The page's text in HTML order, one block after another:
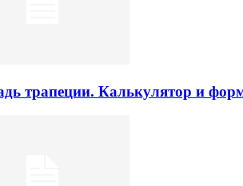
трапеции. Калькулятор и